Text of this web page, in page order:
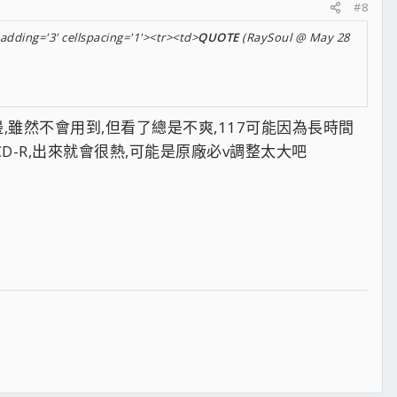
#8
cellspacing='1'><tr><td>QUOTE(RaySoul @ May 28
然不會用到,但看了總是不爽,117可能因為長時間
R,出來就會很熱,可能是原廠必v調整太大吧